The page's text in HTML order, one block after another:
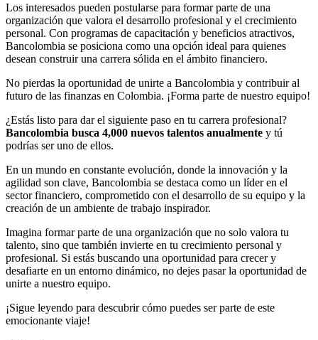
Los interesados pueden postularse para formar parte de una
organización que valora el desarrollo profesional y el crecimiento
personal. Con programas de capacitación y beneficios atractivos,
Bancolombia se posiciona como una opción ideal para quienes
desean construir una carrera sólida en el ámbito financiero.
No pierdas la oportunidad de unirte a Bancolombia y contribuir al
futuro de las finanzas en Colombia. ¡Forma parte de nuestro equipo!
¿Estás listo para dar el siguiente paso en tu carrera profesional?
Bancolombia busca 4,000 nuevos talentos anualmente y tú
podrías ser uno de ellos.
En un mundo en constante evolución, donde la innovación y la
agilidad son clave, Bancolombia se destaca como un líder en el
sector financiero, comprometido con el desarrollo de su equipo y la
creación de un ambiente de trabajo inspirador.
Imagina formar parte de una organización que no solo valora tu
talento, sino que también invierte en tu crecimiento personal y
profesional. Si estás buscando una oportunidad para crecer y
desafiarte en un entorno dinámico, no dejes pasar la oportunidad de
unirte a nuestro equipo.
¡Sigue leyendo para descubrir cómo puedes ser parte de este
emocionante viaje!